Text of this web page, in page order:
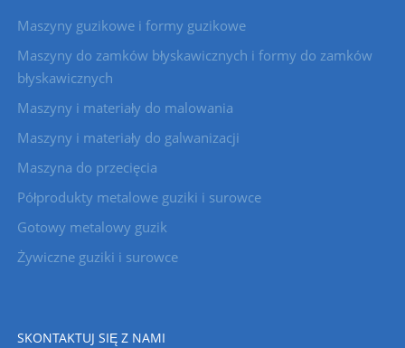
Maszyny guzikowe i formy guzikowe
Maszyny do zamków błyskawicznych i formy do zamków
błyskawicznych
Maszyny i materiały do ​​malowania
Maszyny i materiały do ​​galwanizacji
Maszyna do przecięcia
Półprodukty metalowe guziki i surowce
Gotowy metalowy guzik
Żywiczne guziki i surowce
SKONTAKTUJ SIĘ Z NAMI